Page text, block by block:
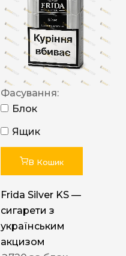
Фасування:
Блок
Ящик
В Кошик
Frida Silver KS —
сигарети з
українським
акцизом